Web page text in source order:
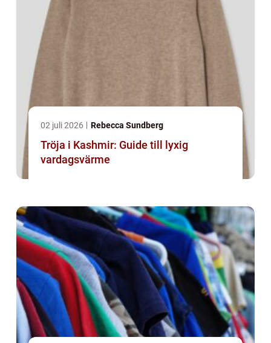
02 juli 2026 Rebecca Sundberg
Tröja i Kashmir: Guide till lyxig
vardagsvärme